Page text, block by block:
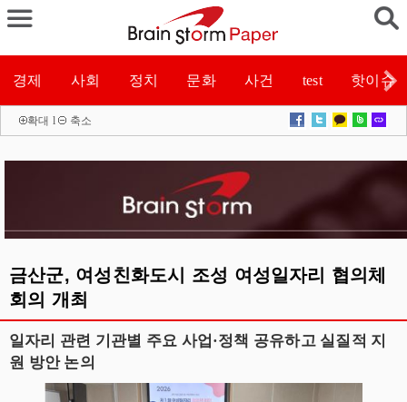
경제 사회 정치 문화 사건 test 핫이슈
확대 l 축소
금산군, 여성친화도시 조성 여성일자리 협의체
회의 개최
일자리 관련 기관별 주요 사업·정책 공유하고 실질적 지
원 방안 논의